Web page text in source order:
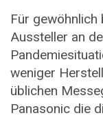
Für
Aussteller an
weniger
üblichen
Panasonic die